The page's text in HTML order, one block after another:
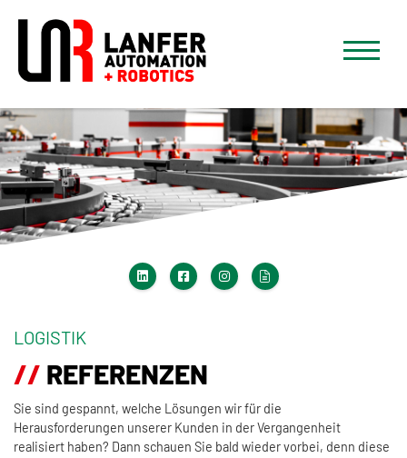
LOGISTIK
REFERENZEN
Sie sind gespannt, welche Lösungen wir für die
Herausforderungen unserer Kunden in der Vergangenheit
realisiert haben? Dann schauen Sie bald wieder vorbei, denn diese